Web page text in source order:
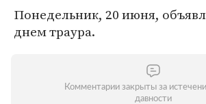
Понедельник, 20 июня,
днем траура.
Комментарии закрыты за
давности